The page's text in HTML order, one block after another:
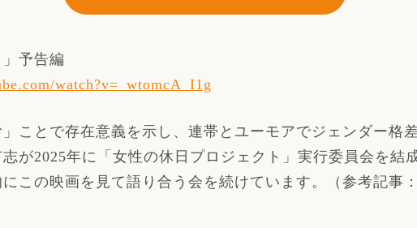
予告編
watch?v=_wtomcA_I1g
ことで存在意義を示し、連帯とユーモアでジェンダー格
が2025年に「女性の休日プロジェクト」実行委員会を結成
この映画を見て語り合う会を続けています。（参考記事